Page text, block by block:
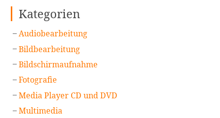
Kategorien
Audiobearbeitung
Bildbearbeitung
Bildschirmaufnahme
Fotografie
Media Player CD und DVD
Multimedia